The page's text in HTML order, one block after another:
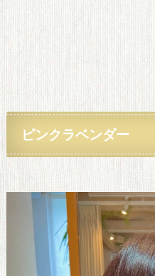
ピンクラベンダー